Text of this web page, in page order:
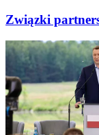
Związki